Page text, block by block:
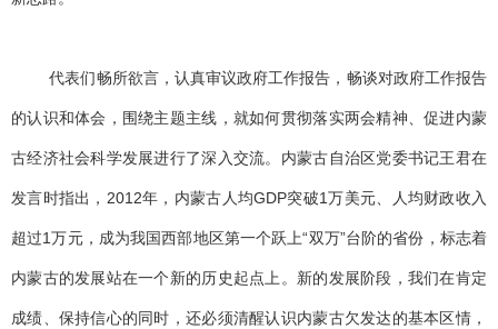
代表们畅所欲言，认真审议政府工作报告，畅谈对政府工作报告
的认识和体会，围绕主题主线，就如何贯彻落实两会精神、促进内蒙
古经济社会科学发展进行了深入交流。内蒙古自治区党委书记王君在
发言时指出，2012年，内蒙古人均GDP突破1万美元、人均财政收入
超过1万元，成为我国西部地区第一个跃上“双万”台阶的省份，标志着
内蒙古的发展站在一个新的历史起点上。新的发展阶段，我们在肯定
成绩、保持信心的同时，还必须清醒认识内蒙古欠发达的基本区情，